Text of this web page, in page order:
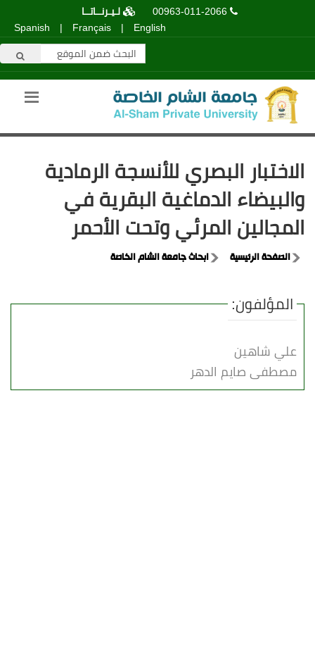
00963-011-2066
لـيـرنــاتــا
English
|
Français
|
Spanish
الاختبار البصري للأنسجة الرمادية
والبيضاء الدماغية البقرية في
المجالين المرئي وتحت الأحمر
الصفحة الرئيسية ابحاث جامعة الشام الخاصة
المؤلفون:
علي شاهين
مصطفى صايم الدهر